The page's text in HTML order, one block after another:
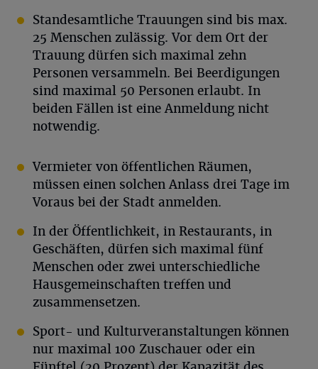
Standesamtliche Trauungen sind bis max.
25 Menschen zulässig. Vor dem Ort der
Trauung dürfen sich maximal zehn
Personen versammeln. Bei Beerdigungen
sind maximal 50 Personen erlaubt. In
beiden Fällen ist eine Anmeldung nicht
notwendig.
Vermieter von öffentlichen Räumen,
müssen einen solchen Anlass drei Tage im
Voraus bei der Stadt anmelden.
In der Öffentlichkeit, in Restaurants, in
Geschäften, dürfen sich maximal fünf
Menschen oder zwei unterschiedliche
Hausgemeinschaften treffen und
zusammensetzen.
Sport- und Kulturveranstaltungen können
nur maximal 100 Zuschauer oder ein